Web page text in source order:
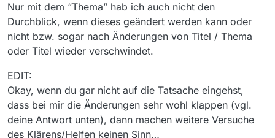
Nur mit dem “Thema” hab ich auch nicht den
Durchblick, wenn dieses geändert werden kann oder
nicht bzw. sogar nach Änderungen von Titel / Thema
oder Titel wieder verschwindet.
EDIT:
Okay, wenn du gar nicht auf die Tatsache eingehst,
dass bei mir die Änderungen sehr wohl klappen (vgl.
deine Antwort unten), dann machen weitere Versuche
des Klärens/Helfen keinen Sinn…